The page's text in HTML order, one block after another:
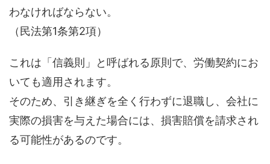
わなければならない。
（民法第1条第2項）
これは「信義則」と呼ばれる原則で、労働契約にお
いても適用されます。
そのため、引き継ぎを全く行わずに退職し、会社に
実際の損害を与えた場合には、損害賠償を請求され
る可能性があるのです。